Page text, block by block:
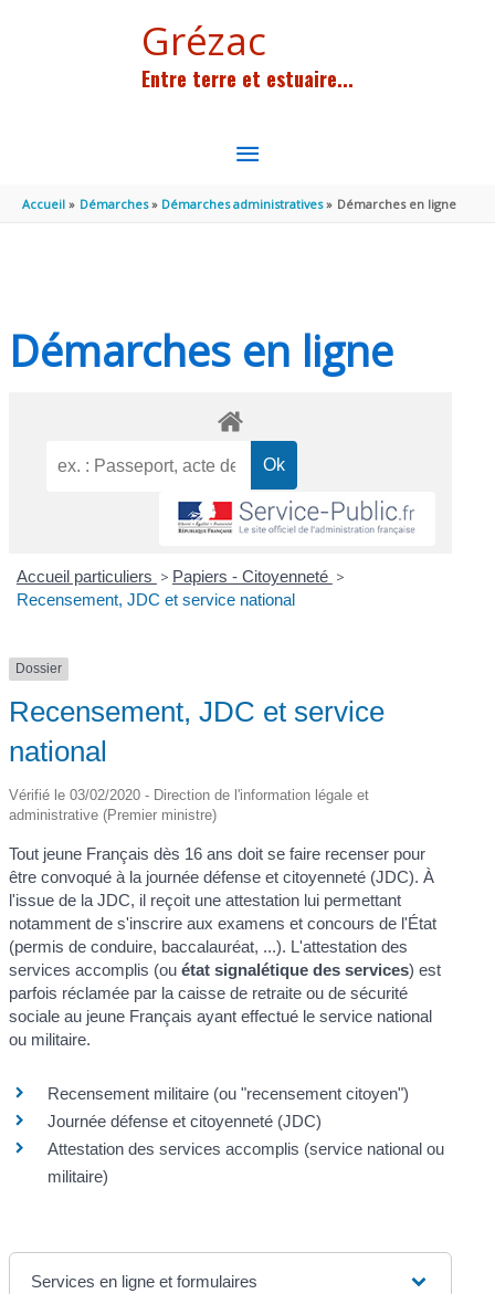
Grézac
Entre terre et estuaire...
MENU
PRINCIPAL
Accueil Démarches Démarches administratives Démarches en ligne
Démarches en ligne
Accueil particuliers > Papiers - Citoyenneté >
Recensement, JDC et service national
Dossier
Recensement, JDC et service
national
Vérifié le 03/02/2020 - Direction de l'information légale et
administrative (Premier ministre)
Tout jeune Français dès 16 ans doit se faire recenser pour
être convoqué à la journée défense et citoyenneté (JDC). À
l'issue de la JDC, il reçoit une attestation lui permettant
notamment de s'inscrire aux examens et concours de l'État
(permis de conduire, baccalauréat, ...). L'attestation des
services accomplis (ouétat signalétique des services) est
parfois réclamée par la caisse de retraite ou de sécurité
sociale au jeune Français ayant effectué le service national
ou militaire.
Recensement militaire (ou "recensement citoyen")
Journée défense et citoyenneté (JDC)
Attestation des services accomplis (service national ou
militaire)
Services en ligne et formulaires